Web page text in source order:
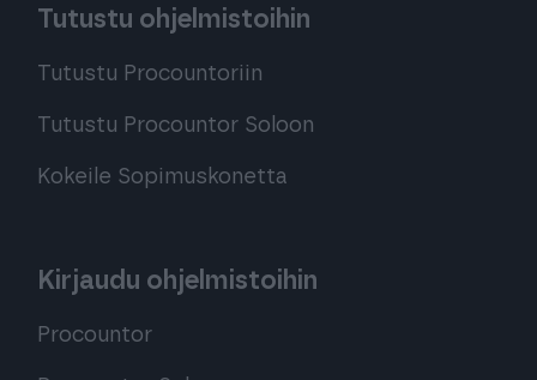
Tutustu ohjelmistoihin
Tutustu Procountoriin
Tutustu Procountor Soloon
Kokeile Sopimuskonetta
Kirjaudu ohjelmistoihin
Procountor